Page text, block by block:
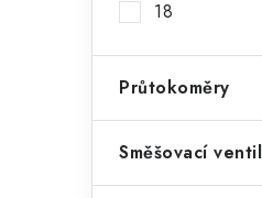
18
Průtokoměry
Směšovací ventil